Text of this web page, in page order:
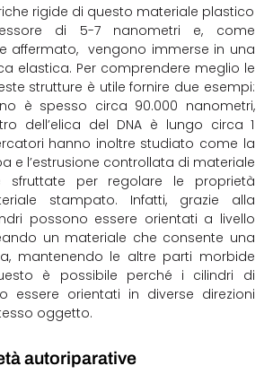
rigide di questo materiale plastico
di 5-7 nanometri e, come
affermato, vengono immerse in una
elastica. Per comprendere meglio le
strutture è utile fornire due esempi:
è spesso circa 90.000 nanometri,
dell’elica del DNA è lungo circa 1
hanno inoltre studiato come la
e l’estrusione controllata di materiale
sfruttate per regolare le proprietà
stampato. Infatti, grazie alla
possono essere orientati a livello
un materiale che consente una
mantenendo le altre parti morbide
è possibile perché i cilindri di
essere orientati in diverse direzioni
oggetto.
autoriparative